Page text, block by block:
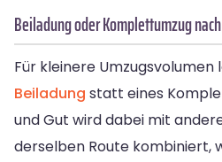
Beiladung oder Komplettumzug
Für kleinere Umzugsvolumen
Beiladung statt eines
und Gut wird dabei mit
derselben Route kombiniert,